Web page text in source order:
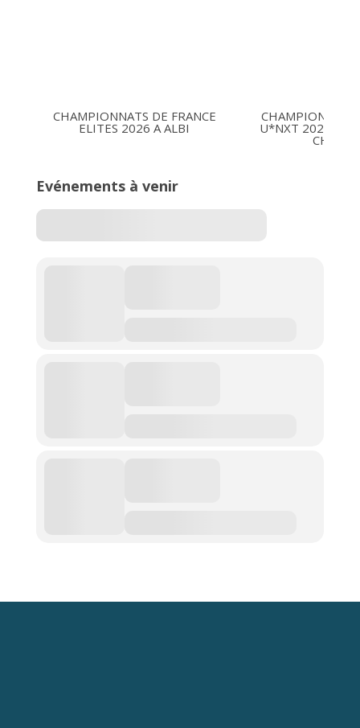
CHAMPIONNATS DE FRANCE
ELITES 2026 A ALBI
CHAMPIONNATS
U*NXT 2026 16-
Evénements à venir